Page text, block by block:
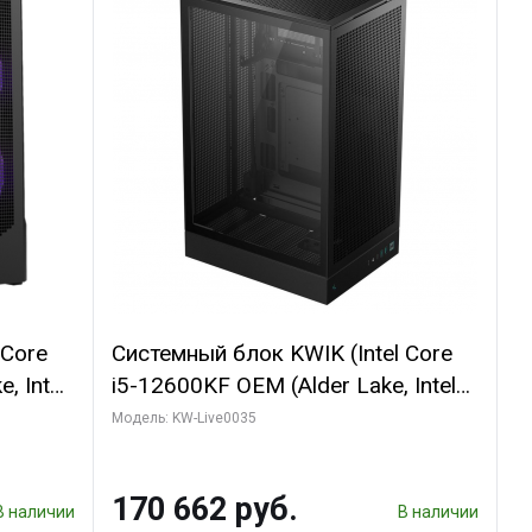
Intel
наличии
Системный блок KWIK (Intel Core
i5-12600KF OEM (Alder Lake, Intel
7, C10 4EC/6PC// 64 ГБ ОЗУ/ Ninja
SSD)
Модель: KW-Live0035
170 662 руб. В наличии